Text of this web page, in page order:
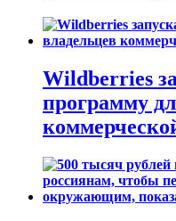
Wildberries
программу